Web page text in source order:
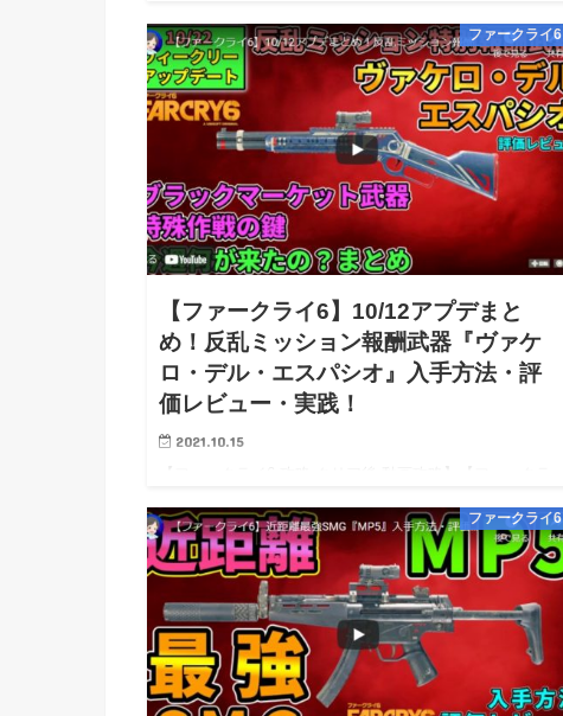
walkthrough】 ※10/08 0時：攻略開始！※ライター：震
度5地震被災・かつ怖…
ファークライ6
【ファークライ6】10/12アプデまと
め！反乱ミッション報酬武器『ヴァケ
ロ・デル・エスパシオ』入手方法・評
価レビュー・実践！
2021.10.15
walkthrough】 ※10/08 0時：攻略開始！※ライター：震
度5地震被災・かつ怖…
ファークライ6